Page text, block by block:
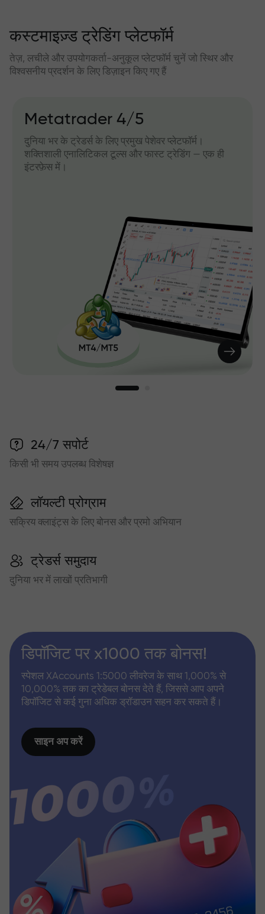
कस्टमाइज़्ड ट्रेडिंग प्लेटफॉर्म
तेज़, लचीले और उपयोगकर्ता-अनुकूल प्लेटफॉर्म चुनें जो स्थिर और
विश्वसनीय प्रदर्शन के लिए डिज़ाइन किए गए हैं
Metatrader 4/5
दुनिया भर के ट्रेडर्स के लिए प्रमुख पेशेवर प्लेटफॉर्म।
शक्तिशाली एनालिटिकल टूल्स और फास्ट ट्रेडिंग — एक ही
इंटरफ़ेस में।
24/7 सपोर्ट
किसी भी समय उपलब्ध विशेषज्ञ
लॉयल्टी प्रोग्राम
सक्रिय क्लाइंट्स के लिए बोनस और प्रमो अभियान
ट्रेडर्स समुदाय
दुनिया भर में लाखों प्रतिभागी
डिपॉजिट पर x1000 तक बोनस!
स्पेशल XAccounts 1:5000 लीवरेज के साथ 1,000% से
10,000% तक का ट्रेडेबल बोनस देते हैं, जिससे आप अपने
डिपॉजिट से कई गुना अधिक ड्रॉडाउन सहन कर सकते हैं।
साइन अप करें